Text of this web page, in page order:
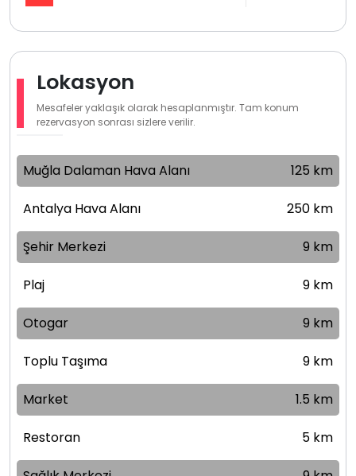
Lokasyon
Mesafeler yaklaşık olarak hesaplanmıştır. Tam konum
rezervasyon sonrası sizlere verilir.
Muğla Dalaman Hava Alanı 125 km
Antalya Hava Alanı 250 km
Şehir Merkezi 9 km
Plaj 9 km
Otogar 9 km
Toplu Taşıma 9 km
Market 1.5 km
Restoran 5 km